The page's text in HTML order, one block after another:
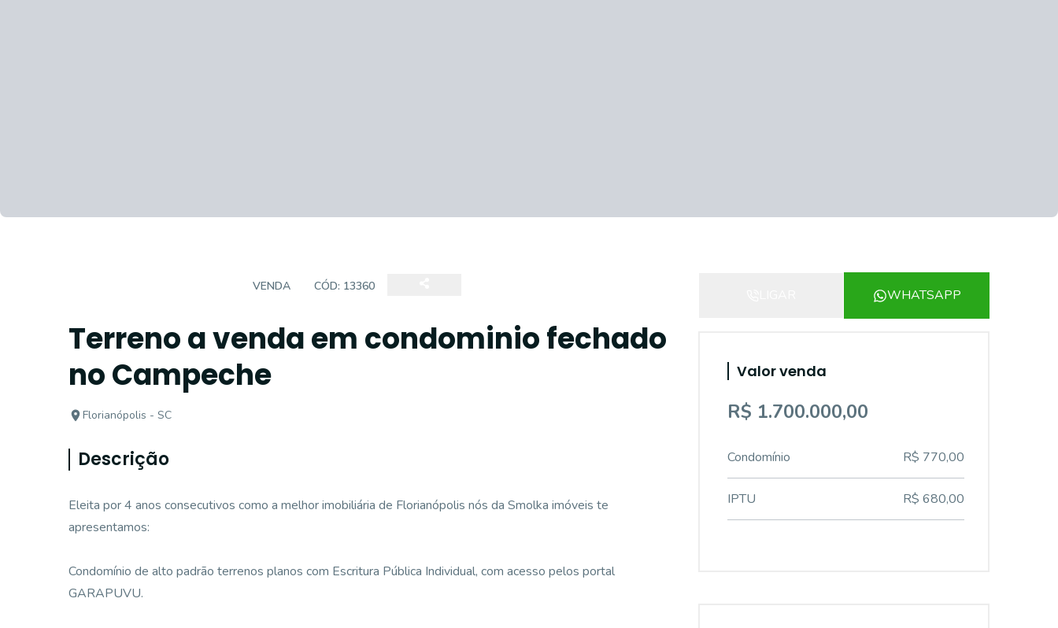
VENDA CÓD: 13360
Terreno a venda em condominio fechado
no Campeche
Florianópolis - SC
Descrição
Eleita por 4 anos consecutivos como a melhor imobiliária de Florianópolis nós da Smolka imóveis te
apresentamos:
Condomínio de alto padrão terrenos planos com Escritura Pública Individual, com acesso pelos portal
GARAPUVU.
WHATSAPP
Valor venda
R$ 1.700.000,00
Condomínio R$ 770,00
IPTU R$ 680,00